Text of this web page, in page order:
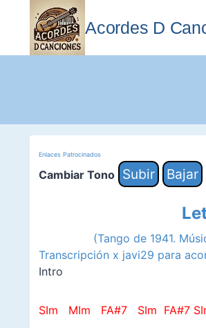
contenido
Acordes D
Enlaces Patrocinados
Cambiar Tono Subir Bajar
(Tango de 1941.
Transcripción x javi29 para
Intro
SIm MIm FA#7 SIm FA#7